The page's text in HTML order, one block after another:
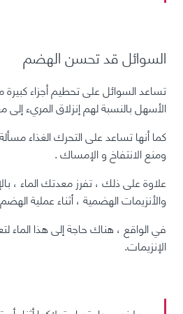
السوائل قد تحسن الهضم
تساعد السوائل على تحطيم أجزاء
الأسهل بالنسبة لهم إنزلاق المريء
كما أنها تساعد على التحرك الغذاء
ومنعالانتفاخوالإمساك.
علاوة على ذلك ، تفرز معدتك الماء ،
والأنزيمات الهضمية ، أثناء عملية
في الواقع ، هناك حاجة إلى هذا الماء
الإنزيمات.